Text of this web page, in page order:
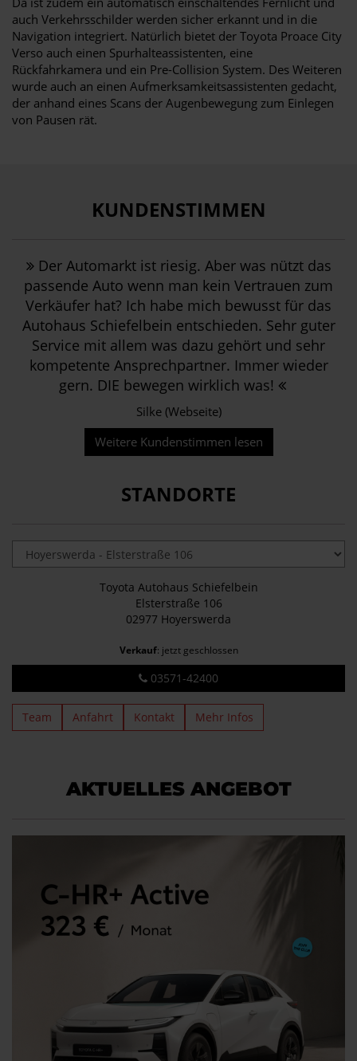
auch Verkehrsschilder werden sicher erkannt und in die
Navigation integriert. Natürlich bietet der Toyota Proace City
Verso auch einen Spurhalteassistenten, eine
Rückfahrkamera und ein Pre-Collision System. Des Weiteren
wurde auch an einen Aufmerksamkeitsassistenten gedacht,
der anhand eines Scans der Augenbewegung zum Einlegen
von Pausen rät.
KUNDENSTIMMEN
Der Automarkt ist riesig. Aber was nützt das
passende Auto wenn man kein Vertrauen zum
Verkäufer hat? Ich habe mich bewusst für das
Autohaus Schiefelbein entschieden. Sehr guter
Service mit allem was dazu gehört und sehr
kompetente Ansprechpartner. Immer wieder
gern. DIE bewegen wirklich was!
Silke (Webseite)
Weitere Kundenstimmen lesen
STANDORTE
Toyota Autohaus Schiefelbein
Elsterstraße 106
02977 Hoyerswerda
Verkauf: jetzt geschlossen
03571-42400
Team Anfahrt Kontakt Mehr Infos
AKTUELLES ANGEBOT